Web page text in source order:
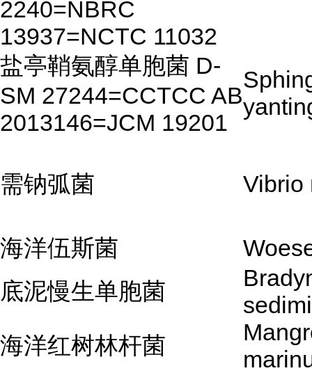
2240=NBRC
13937=NCTC 11032
盐亭鞘氨醇单胞菌 D-
SM 27244=CCTCC AB
2013146=JCM 19201
需钠弧菌 Vibrio
海洋伍斯菌
底泥慢生单胞菌
海洋红树林杆菌